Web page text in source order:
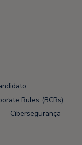
Rules (BCRs)
Cibersegurança